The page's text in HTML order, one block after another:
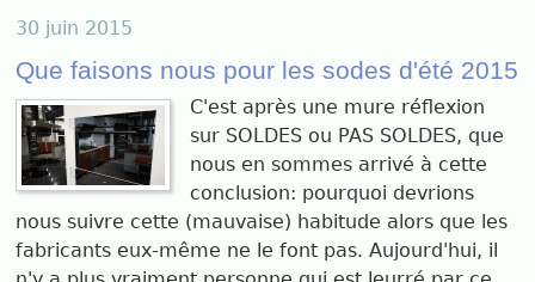
30 juin 2015
Que faisons nous pour les sodes d'été 2015
C'est après une mure réflexion
sur SOLDES ou PAS SOLDES, que
nous en sommes arrivé à cette
conclusion: pourquoi devrions
nous suivre cette (mauvaise) habitude alors que les
fabricants eux-même ne le font pas. Aujourd'hui, il